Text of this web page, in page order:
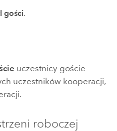
gości.
uczestnicy-goście
uczestników kooperacji,
roboczej